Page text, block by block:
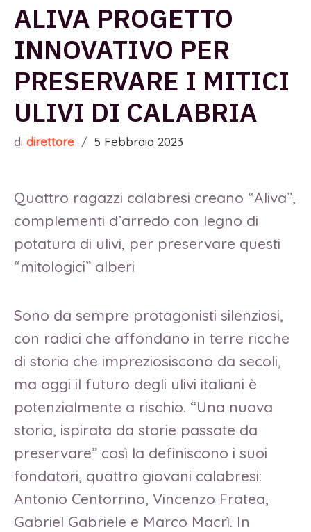
ALIVA PROGETTO
INNOVATIVO PER
PRESERVARE I MITICI
ULIVI DI CALABRIA
di direttore / 5 Febbraio 2023
Quattro ragazzi calabresi creano “Aliva”,
complementi d’arredo con legno di
potatura di ulivi, per preservare questi
“mitologici” alberi
Sono da sempre protagonisti silenziosi,
con radici che affondano in terre ricche
di storia che impreziosiscono da secoli,
ma oggi il futuro degli ulivi italiani è
potenzialmente a rischio. “Una nuova
storia, ispirata da storie passate da
preservare” così la definiscono i suoi
fondatori, quattro giovani calabresi:
Antonio Centorrino, Vincenzo Fratea,
Gabriel Gabriele e Marco Macrì. In